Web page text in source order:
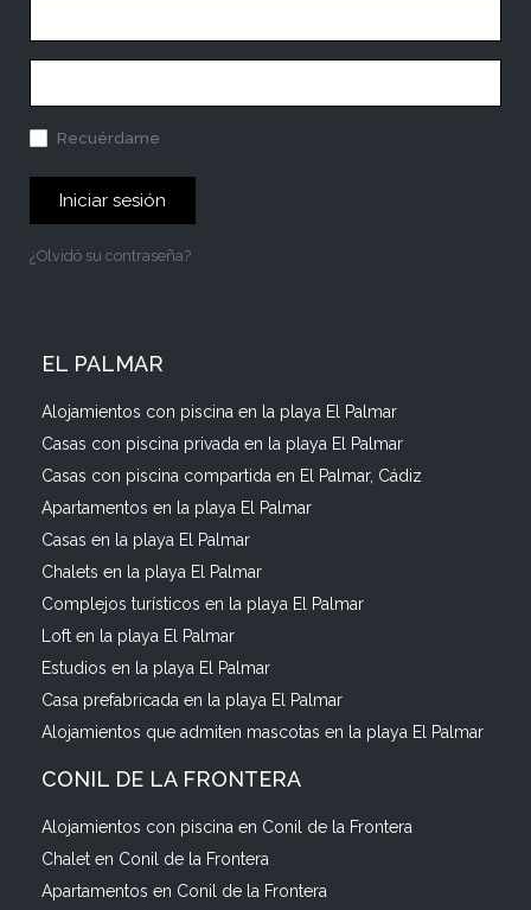
Recuérdame
Iniciar sesión
¿Olvidó su contraseña?
EL PALMAR
Alojamientos con piscina en la playa El Palmar
Casas con piscina privada en la playa El Palmar
Casas con piscina compartida en El Palmar, Cádiz
Apartamentos en la playa El Palmar
Casas en la playa El Palmar
Chalets en la playa El Palmar
Complejos turísticos en la playa El Palmar
Loft en la playa El Palmar
Estudios en la playa El Palmar
Casa prefabricada en la playa El Palmar
Alojamientos que admiten mascotas en la playa El Palmar
CONIL DE LA FRONTERA
Alojamientos con piscina en Conil de la Frontera
Chalet en Conil de la Frontera
Apartamentos en Conil de la Frontera